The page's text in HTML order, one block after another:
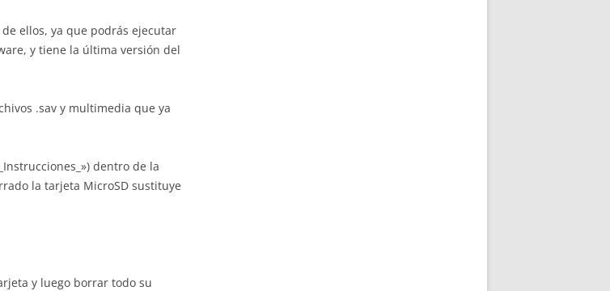
ellos, ya que podrás ejecutar
y tiene la última versión del
.sav y multimedia que ya
dentro de la
la tarjeta MicroSD sustituye
y luego borrar todo su